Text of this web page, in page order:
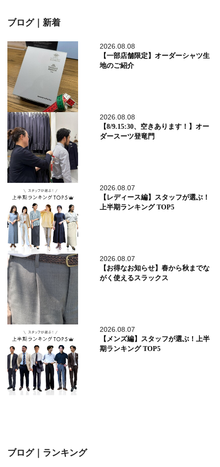
ブログ｜新着
2026.08.08
【一部店舗限定】オーダーシャツ生
地のご紹介
2026.08.08
【8/9.15:30、空きあります！】オー
ダースーツ登竜門
2026.08.07
【レディース編】スタッフが選ぶ！
上半期ランキング TOP5
2026.08.07
【お得なお知らせ】春から秋までな
がく使えるスラックス
2026.08.07
【メンズ編】スタッフが選ぶ！上半
期ランキング TOP5
ブログ｜ランキング